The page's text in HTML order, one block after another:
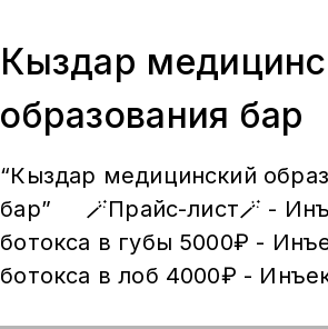
Кыздар
образования бар
“Кыздар медицинский
бар” 🪄Прайс-лист🪄 - Инъекции
ботокса в губы 5000₽ -
ботокса в лоб 4000₽ -